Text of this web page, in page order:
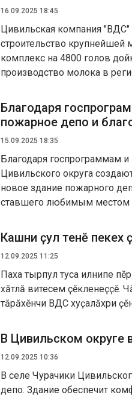
16.09.2025 18:45
Цивильская компания
строительство
комплекс на 4800 голов
производство молока в
Благодаря
пожарное депо и
15.09.2025 18:35
Благодаря госпрограммам
Цивильского округа
новое здание пожарного
ставшего любимым местом
Кашни ҫул тенӗ пекех
12.09.2025 11:25
Паха тырпул туса илнипе
хӑтлӑ витесем ҫӗкленеҫҫӗ.
тӑрӑхӗнчи ВДС хуҫалӑхри
В Цивильском округе
12.09.2025 10:36
В селе Чурачики
депо. Здание обеспечит